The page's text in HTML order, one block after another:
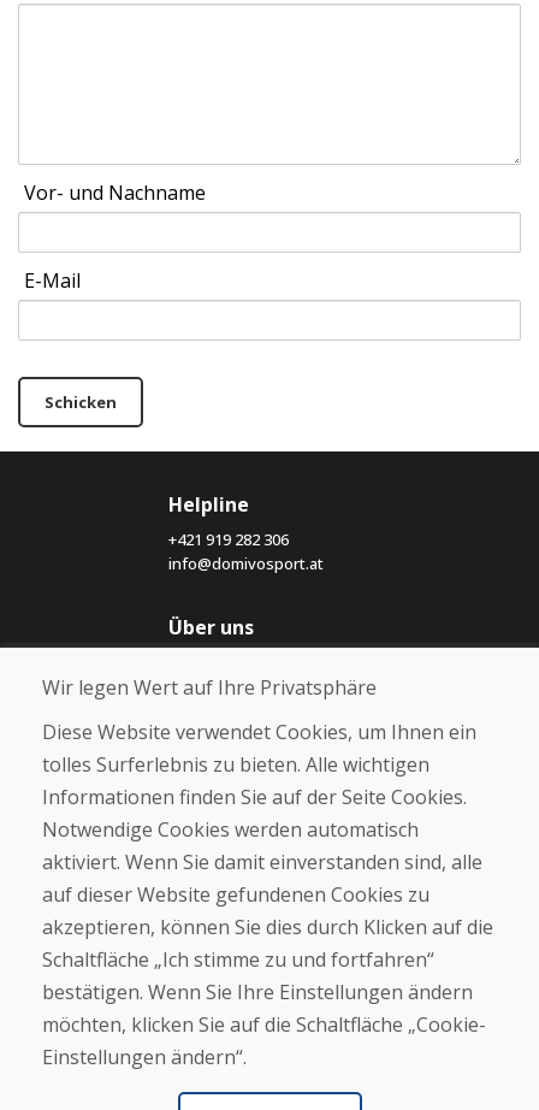
Vor- und Nachname
E-Mail
Schicken
Helpline
+421 919 282 306
info@domivosport.at
Über uns
Über uns
Kontakt
Kaufen
E-Shop
Geschäftsbedingungen
Zahlung
Beschwerde
Rückgabe und Umtausch von Waren
Cookies
Wir legen Wert auf Ihre Privatsphäre
Diese Website verwendet Cookies, um Ihnen ein
tolles Surferlebnis zu bieten. Alle wichtigen
Informationen finden Sie auf der Seite Cookies.
Notwendige Cookies werden automatisch
aktiviert. Wenn Sie damit einverstanden sind, alle
auf dieser Website gefundenen Cookies zu
akzeptieren, können Sie dies durch Klicken auf die
Schaltfläche „Ich stimme zu und fortfahren“
bestätigen. Wenn Sie Ihre Einstellungen ändern
möchten, klicken Sie auf die Schaltfläche „Cookie-
Einstellungen ändern“.